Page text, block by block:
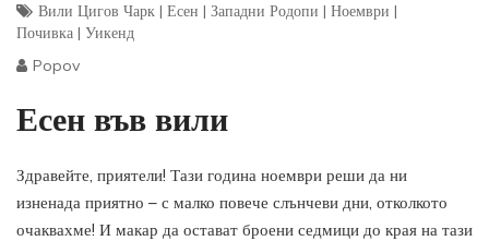
Вили Цигов Чарк | Есен | Западни Родопи | Ноември |
Почивка | Уикенд
Popov
Есен във вили
Здравейте, приятели! Тази година ноември реши да ни
изненада приятно – с малко повече слънчеви дни, отколкото
очаквахме! И макар да остават броени седмици до края на тази